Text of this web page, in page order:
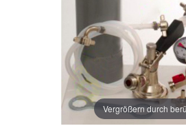
Vergrößern durch